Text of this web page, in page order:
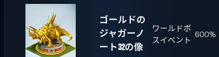
ゴールドの
ジャガーノ
ート32の像
ワールドボ
スイベント
600%